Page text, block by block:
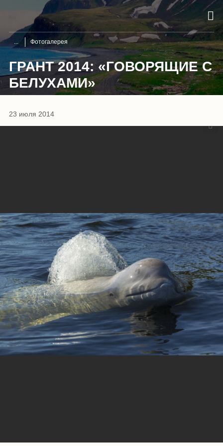
Фотогалерея
ГРАНТ 2014: «ГОВОРЯЩИЕ С
БЕЛУХАМИ»
23 июля 2014